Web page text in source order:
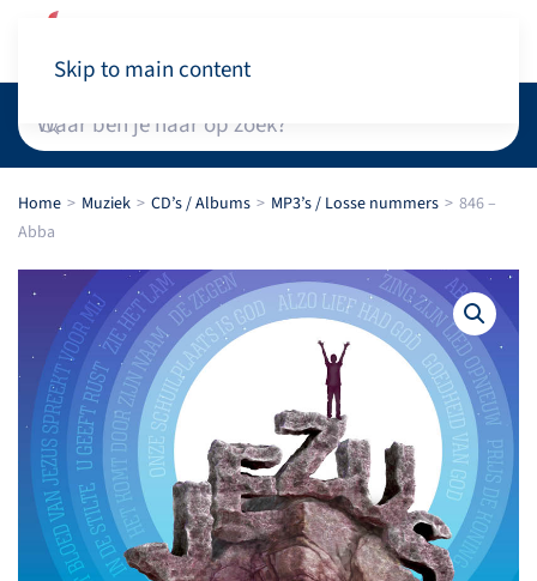
Skip to main content
Home Muziek CD’s / Albums MP3’s / Losse nummers
846 –
Abba